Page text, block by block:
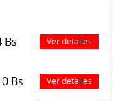
Bs Ver detalles
Bs Ver detalles